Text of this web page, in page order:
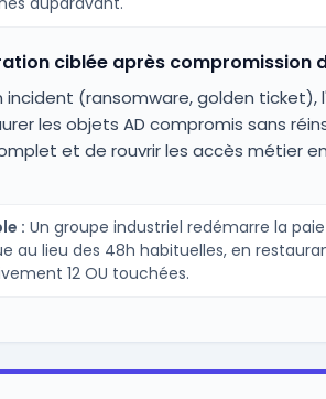
ciblée après compromission
incident (ransomware, golden ticket),
les objets AD compromis sans
et de rouvrir les accès métier
: Un groupe industriel redémarre la
au lieu des 48h habituelles, en
12 OU touchées.